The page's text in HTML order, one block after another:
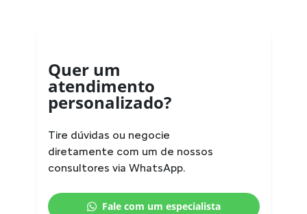
Quer um
atendimento
personalizado?
Tire dúvidas ou negocie
diretamente com um de nossos
consultores via WhatsApp.
Fale com um especialista